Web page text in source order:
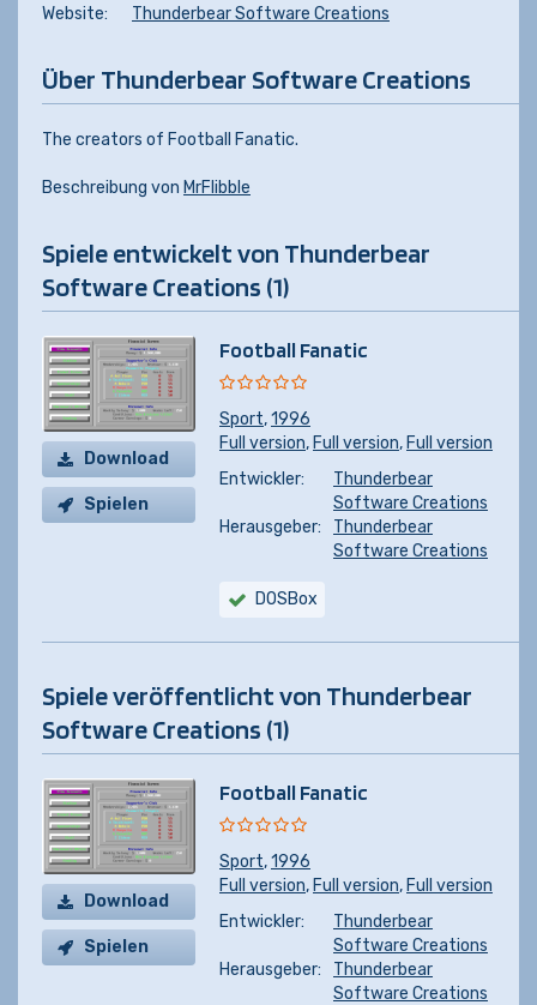
Website: Thunderbear Software Creations
Über Thunderbear Software Creations
The creators of Football Fanatic.
Beschreibung von MrFlibble
Spiele entwickelt von Thunderbear
Software Creations (1)
Download
Spielen
Football Fanatic
Sport,1996
Full version, Full version, Full version
Entwickler:
Thunderbear
Software Creations
Herausgeber:
Thunderbear
Software Creations
DOSBox
Spiele veröffentlicht von Thunderbear
Software Creations (1)
Download
Spielen
Football Fanatic
Sport,1996
Full version, Full version, Full version
Entwickler:
Thunderbear
Software Creations
Herausgeber:
Thunderbear
Software Creations